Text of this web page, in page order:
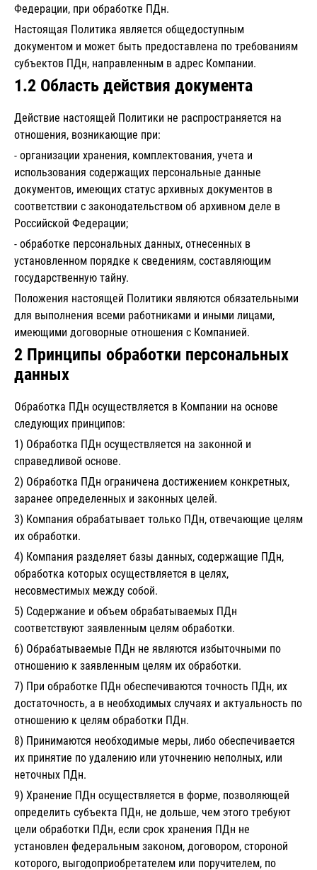
Федерации, при обработке ПДн.
Настоящая Политика является общедоступным
документом и может быть предоставлена по требованиям
субъектов ПДн, направленным в адрес Компании.
1.2 Область действия документа
Действие настоящей Политики не распространяется на
отношения, возникающие при:
- организации хранения, комплектования, учета и
использования содержащих персональные данные
документов, имеющих статус архивных документов в
соответствии с законодательством об архивном деле в
Российской Федерации;
- обработке персональных данных, отнесенных в
установленном порядке к сведениям, составляющим
государственную тайну.
Положения настоящей Политики являются обязательными
для выполнения всеми работниками и иными лицами,
имеющими договорные отношения с Компанией.
2 Принципы обработки персональных
данных
Обработка ПДн осуществляется в Компании на основе
следующих принципов:
1) Обработка ПДн осуществляется на законной и
справедливой основе.
2) Обработка ПДн ограничена достижением конкретных,
заранее определенных и законных целей.
3) Компания обрабатывает только ПДн, отвечающие целям
их обработки.
4) Компания разделяет базы данных, содержащие ПДн,
обработка которых осуществляется в целях,
несовместимых между собой.
5) Содержание и объем обрабатываемых ПДн
соответствуют заявленным целям обработки.
6) Обрабатываемые ПДн не являются избыточными по
отношению к заявленным целям их обработки.
7) При обработке ПДн обеспечиваются точность ПДн, их
достаточность, а в необходимых случаях и актуальность по
отношению к целям обработки ПДн.
8) Принимаются необходимые меры, либо обеспечивается
их принятие по удалению или уточнению неполных, или
неточных ПДн.
9) Хранение ПДн осуществляется в форме, позволяющей
определить субъекта ПДн, не дольше, чем этого требуют
цели обработки ПДн, если срок хранения ПДн не
установлен федеральным законом, договором, стороной
которого, выгодоприобретателем или поручителем, по